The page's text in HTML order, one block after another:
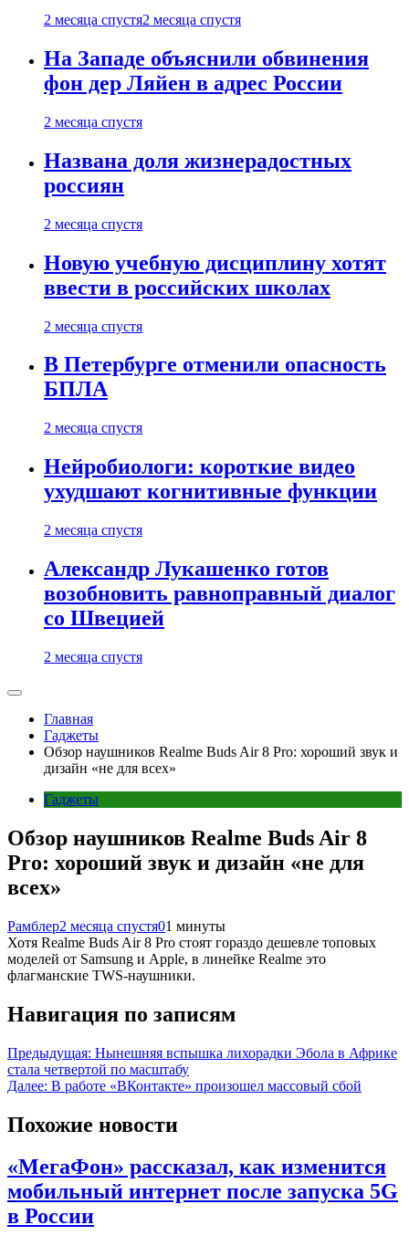
2 месяца спустя2 месяца спустя
На Западе объяснили обвинения
фон дер Ляйен в адрес России
2 месяца спустя
Названа доля жизнерадостных
россиян
2 месяца спустя
Новую учебную дисциплину хотят
ввести в российских школах
2 месяца спустя
В Петербурге отменили опасность
БПЛА
2 месяца спустя
Нейробиологи: короткие видео
ухудшают когнитивные функции
2 месяца спустя
Александр Лукашенко готов
возобновить равноправный диалог
со Швецией
2 месяца спустя
Главная
Гаджеты
Обзор наушников Realme Buds Air 8 Pro: хороший звук и
дизайн «не для всех»
Гаджеты
Обзор наушников Realme Buds Air 8
Pro: хороший звук и дизайн «не для
всех»
Рамблер2 месяца спустя01 минуты
Хотя Realme Buds Air 8 Pro стоят гораздо дешевле топовых
моделей от Samsung и Apple, в линейке Realme это
флагманские TWS-наушники.
Навигация по записям
Предыдущая: Нынешняя вспышка лихорадки Эбола в Африке
стала четвертой по масштабу
Далее: В работе «ВКонтакте» произошел массовый сбой
Похожие новости
«МегаФон» рассказал, как изменится
мобильный интернет после запуска 5G
в России